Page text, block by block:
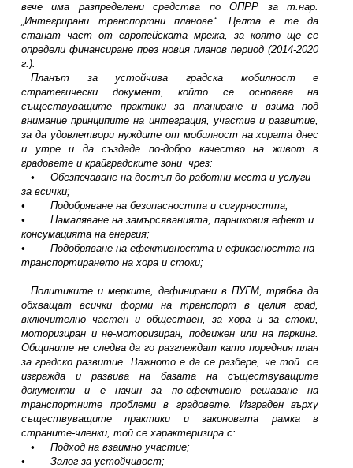
вече има разпределени средства по ОПРР за т.нар.
„Интегрирани транспортни планове“. Целта е те да
станат част от европейската мрежа, за която ще се
определи финансиране през новия планов период (2014-2020
г.).
Планът за устойчива градска мобилност е
стратегически документ, който се основава на
съществуващите практики за планиране и взима под
внимание принципите на интеграция, участие и развитие,
за да удовлетвори нуждите от мобилност на хората днес
и утре и да създаде по-добро качество на живот в
градовете и крайградските зони чрез:
•
Обезпечаване на достъп до работни места и услуги
за всички;
•
Подобряване на безопасността и сигурността;
•
Намаляване на замърсяванията, парниковия ефект и
консумацията на енергия;
•
Подобряване на ефективността и ефикасността на
транспортирането на хора и стоки;
Политиките и мерките, дефинирани в ПУГМ, трябва да
обхващат всички форми на транспорт в целия град,
включително частен и обществен, за хора и за стоки,
моторизиран и не-моторизиран, подвижен или на паркинг.
Общините не следва да го разглеждат като поредния план
за градско развитие. Важното е да се разбере, че той
се
изгражда и развива на базата на съществуващите
документи и е начин за по-ефективно решаване на
транспортните проблеми в градовете. Изграден върху
съществуващите практики и законовата рамка в
страните-членки, той се характеризира с:
•
Подход на взаимно участие;
•
Залог за устойчивост;